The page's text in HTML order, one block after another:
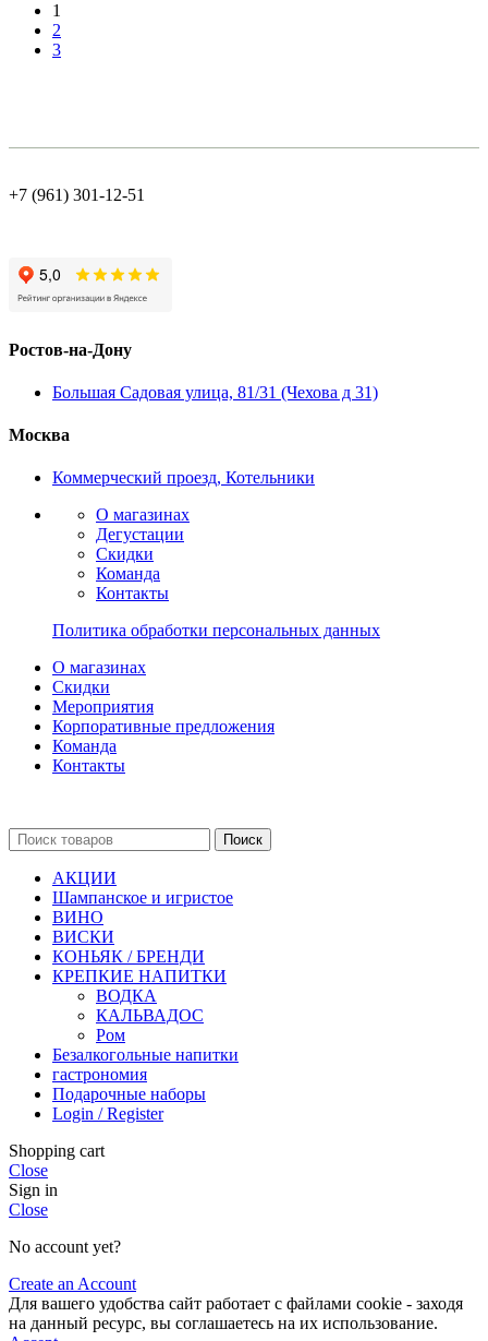
1
2
3
+7 (961) 301-12-51
Ростов-на-Дону
Большая Садовая улица, 81/31 (Чехова д 31)
Москва
Коммерческий проезд, Котельники
О магазинах
Дегустации
Скидки
Команда
Контакты
Политика обработки персональных данных
О магазинах
Скидки
Мероприятия
Корпоративные предложения
Команда
Контакты
Поиск
АКЦИИ
Шампанское и игристое
ВИНО
ВИСКИ
КОНЬЯК / БРЕНДИ
КРЕПКИЕ НАПИТКИ
ВОДКА
КАЛЬВАДОС
Ром
Безалкогольные напитки
гастрономия
Подарочные наборы
Login / Register
Shopping cart
Close
Sign in
Close
No account yet?
Create an Account
Для вашего удобства сайт работает с файлами cookie - заходя
на данный ресурс, вы соглашаетесь на их использование.